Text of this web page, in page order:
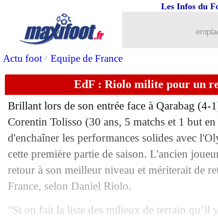
Actu foot> Equipe de France
Les Infos du
EdF : Riolo milite pour un
Brillant lors de son entrée face à Qarabag
Corentin Tolisso (30 ans, 5 matchs et 1 but
d'enchaîner les performances solides avec
cette première partie de saison. L'ancien
retour à son meilleur niveau et mériterait de
France, selon Daniel Riolo.
"Si on fait la liste des milieux de terrain qu’il
: l'appel du pied d'Andreas
29/11 PSG: Man Utd pense aussi à T.
29/11 Rennes: Sampaoli pique Gouiri
: un défenseur de Bologne ciblé
29/11 PSG: Enrique félicite les supporters
29/11 Roma: Ranieri "désolé" d'être revenu
29/11 PSG: la qualification en C1, Enrique
29/11 ASSE